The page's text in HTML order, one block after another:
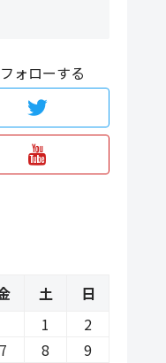
ォローする
土
日
1
2
7 8
9